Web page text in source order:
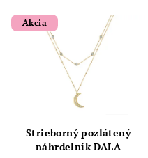
Akcia
Strieborný pozlátený
náhrdelník DALA